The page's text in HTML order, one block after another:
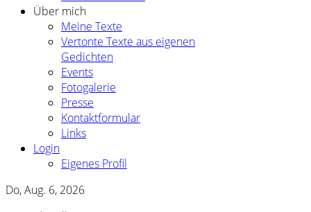
Über mich
Meine Texte
Vertonte Texte aus eigenen
Gedichten
Events
Fotogalerie
Presse
Kontaktformular
Links
Login
Eigenes Profil
Do, Aug. 6, 2026